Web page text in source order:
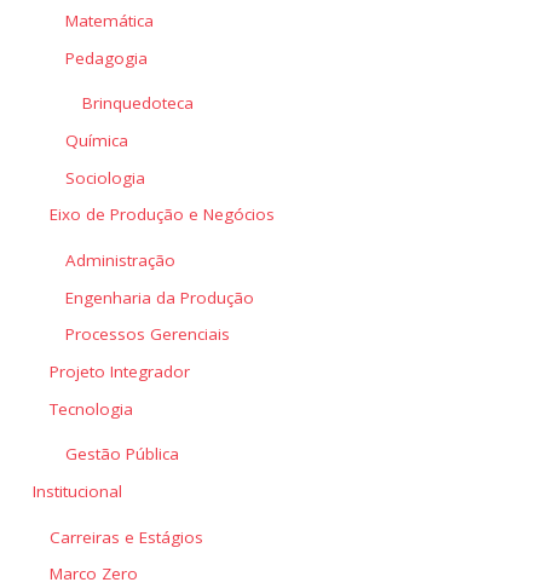
Matemática
Pedagogia
Brinquedoteca
Química
Sociologia
Eixo de Produção e Negócios
Administração
Engenharia da Produção
Processos Gerenciais
Projeto Integrador
Tecnologia
Gestão Pública
Institucional
Carreiras e Estágios
Marco Zero